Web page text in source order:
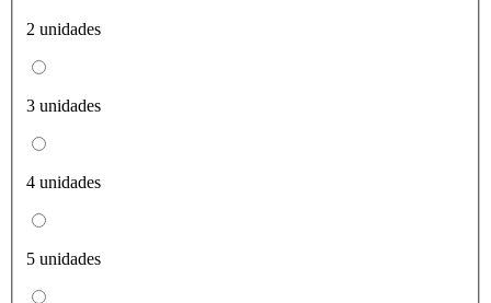
2 unidades
3 unidades
4 unidades
5 unidades